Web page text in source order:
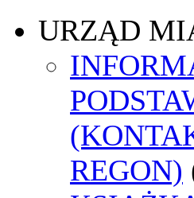
URZĄD
REGON)